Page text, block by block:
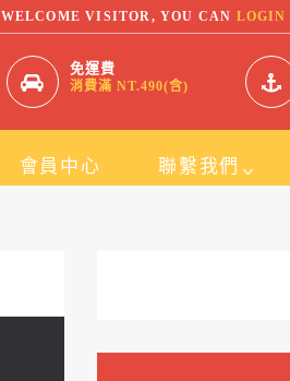
WELCOME VISITOR, YOU CAN LOGIN
免運費
消費滿 NT.490(含)
會員中心 聯繫我們